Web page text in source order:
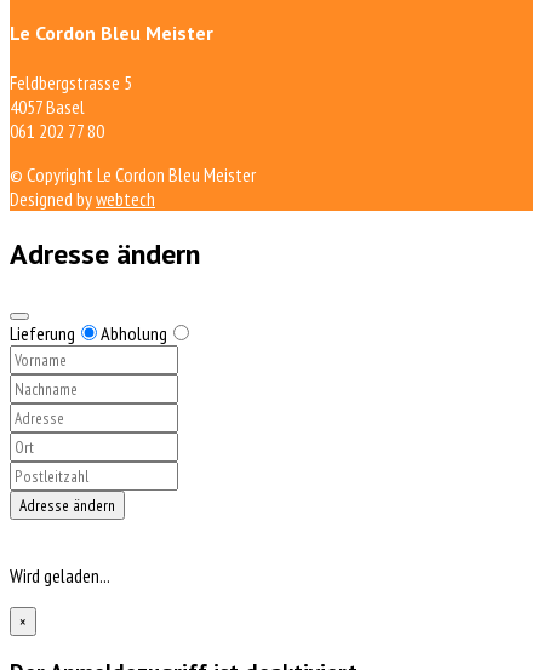
Le Cordon Bleu Meister
Feldbergstrasse 5
4057 Basel
061 202 77 80
© Copyright Le Cordon Bleu Meister
Designed bywebtech
Adresse ändern
Lieferung Abholung
Adresse ändern
Wird geladen...
×